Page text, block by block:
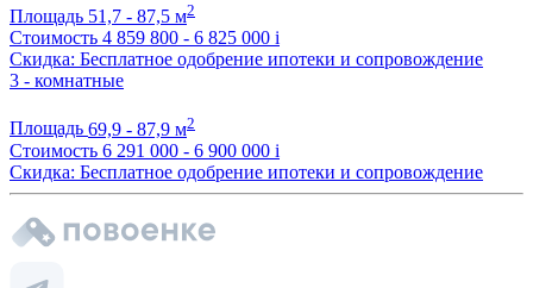
Площадь 51,7 - 87,5 м2
Стоимость 4 859 800 - 6 825 000 i
Скидка: Бесплатное одобрение ипотеки и сопровождение
3 - комнатные
Площадь 69,9 - 87,9 м2
Стоимость 6 291 000 - 6 900 000 i
Скидка: Бесплатное одобрение ипотеки и сопровождение